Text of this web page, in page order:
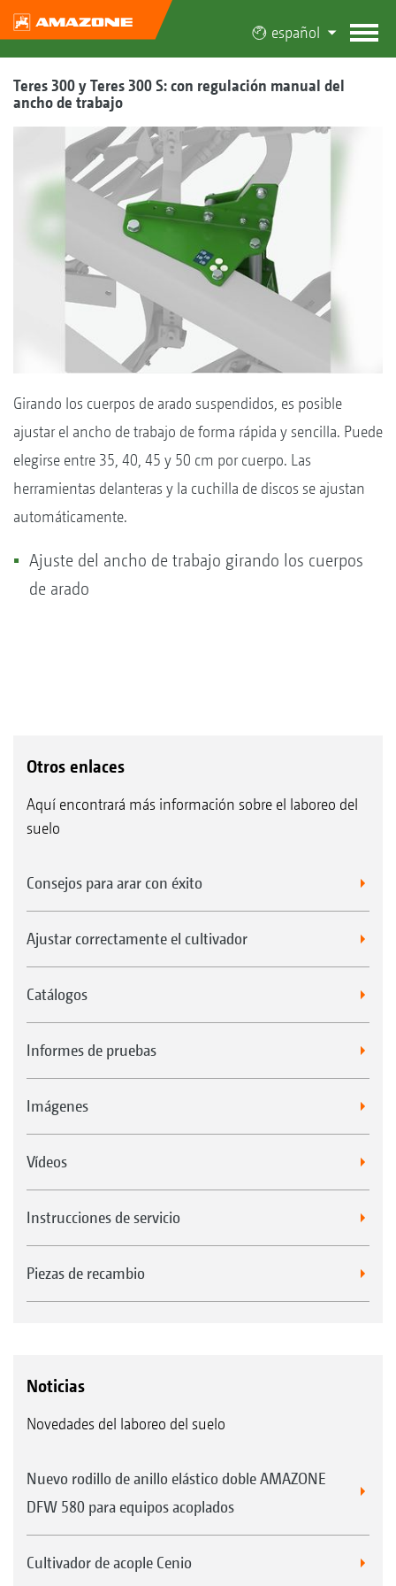
español
Teres 300 y Teres 300 S: con regulación manual del
ancho de trabajo
Girando los cuerpos de arado suspendidos, es posible
ajustar el ancho de trabajo de forma rápida y sencilla. Puede
elegirse entre 35, 40, 45 y 50 cm por cuerpo. Las
herramientas delanteras y la cuchilla de discos se ajustan
automáticamente.
Ajuste del ancho de trabajo girando los cuerpos
de arado
Otros enlaces
Aquí encontrará más información sobre el laboreo del
suelo
Consejos para arar con éxito
Ajustar correctamente el cultivador
Catálogos
Informes de pruebas
Imágenes
Vídeos
Instrucciones de servicio
Piezas de recambio
Noticias
Novedades del laboreo del suelo
Nuevo rodillo de anillo elástico doble AMAZONE
DFW 580 para equipos acoplados
Cultivador de acople Cenio